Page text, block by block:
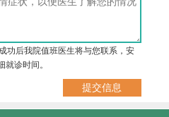
功后我院值班医生将与您联系，安
就诊时间。